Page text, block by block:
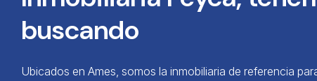
buscando
Ubicados en Ames, somos la inmobiliaria de referencia